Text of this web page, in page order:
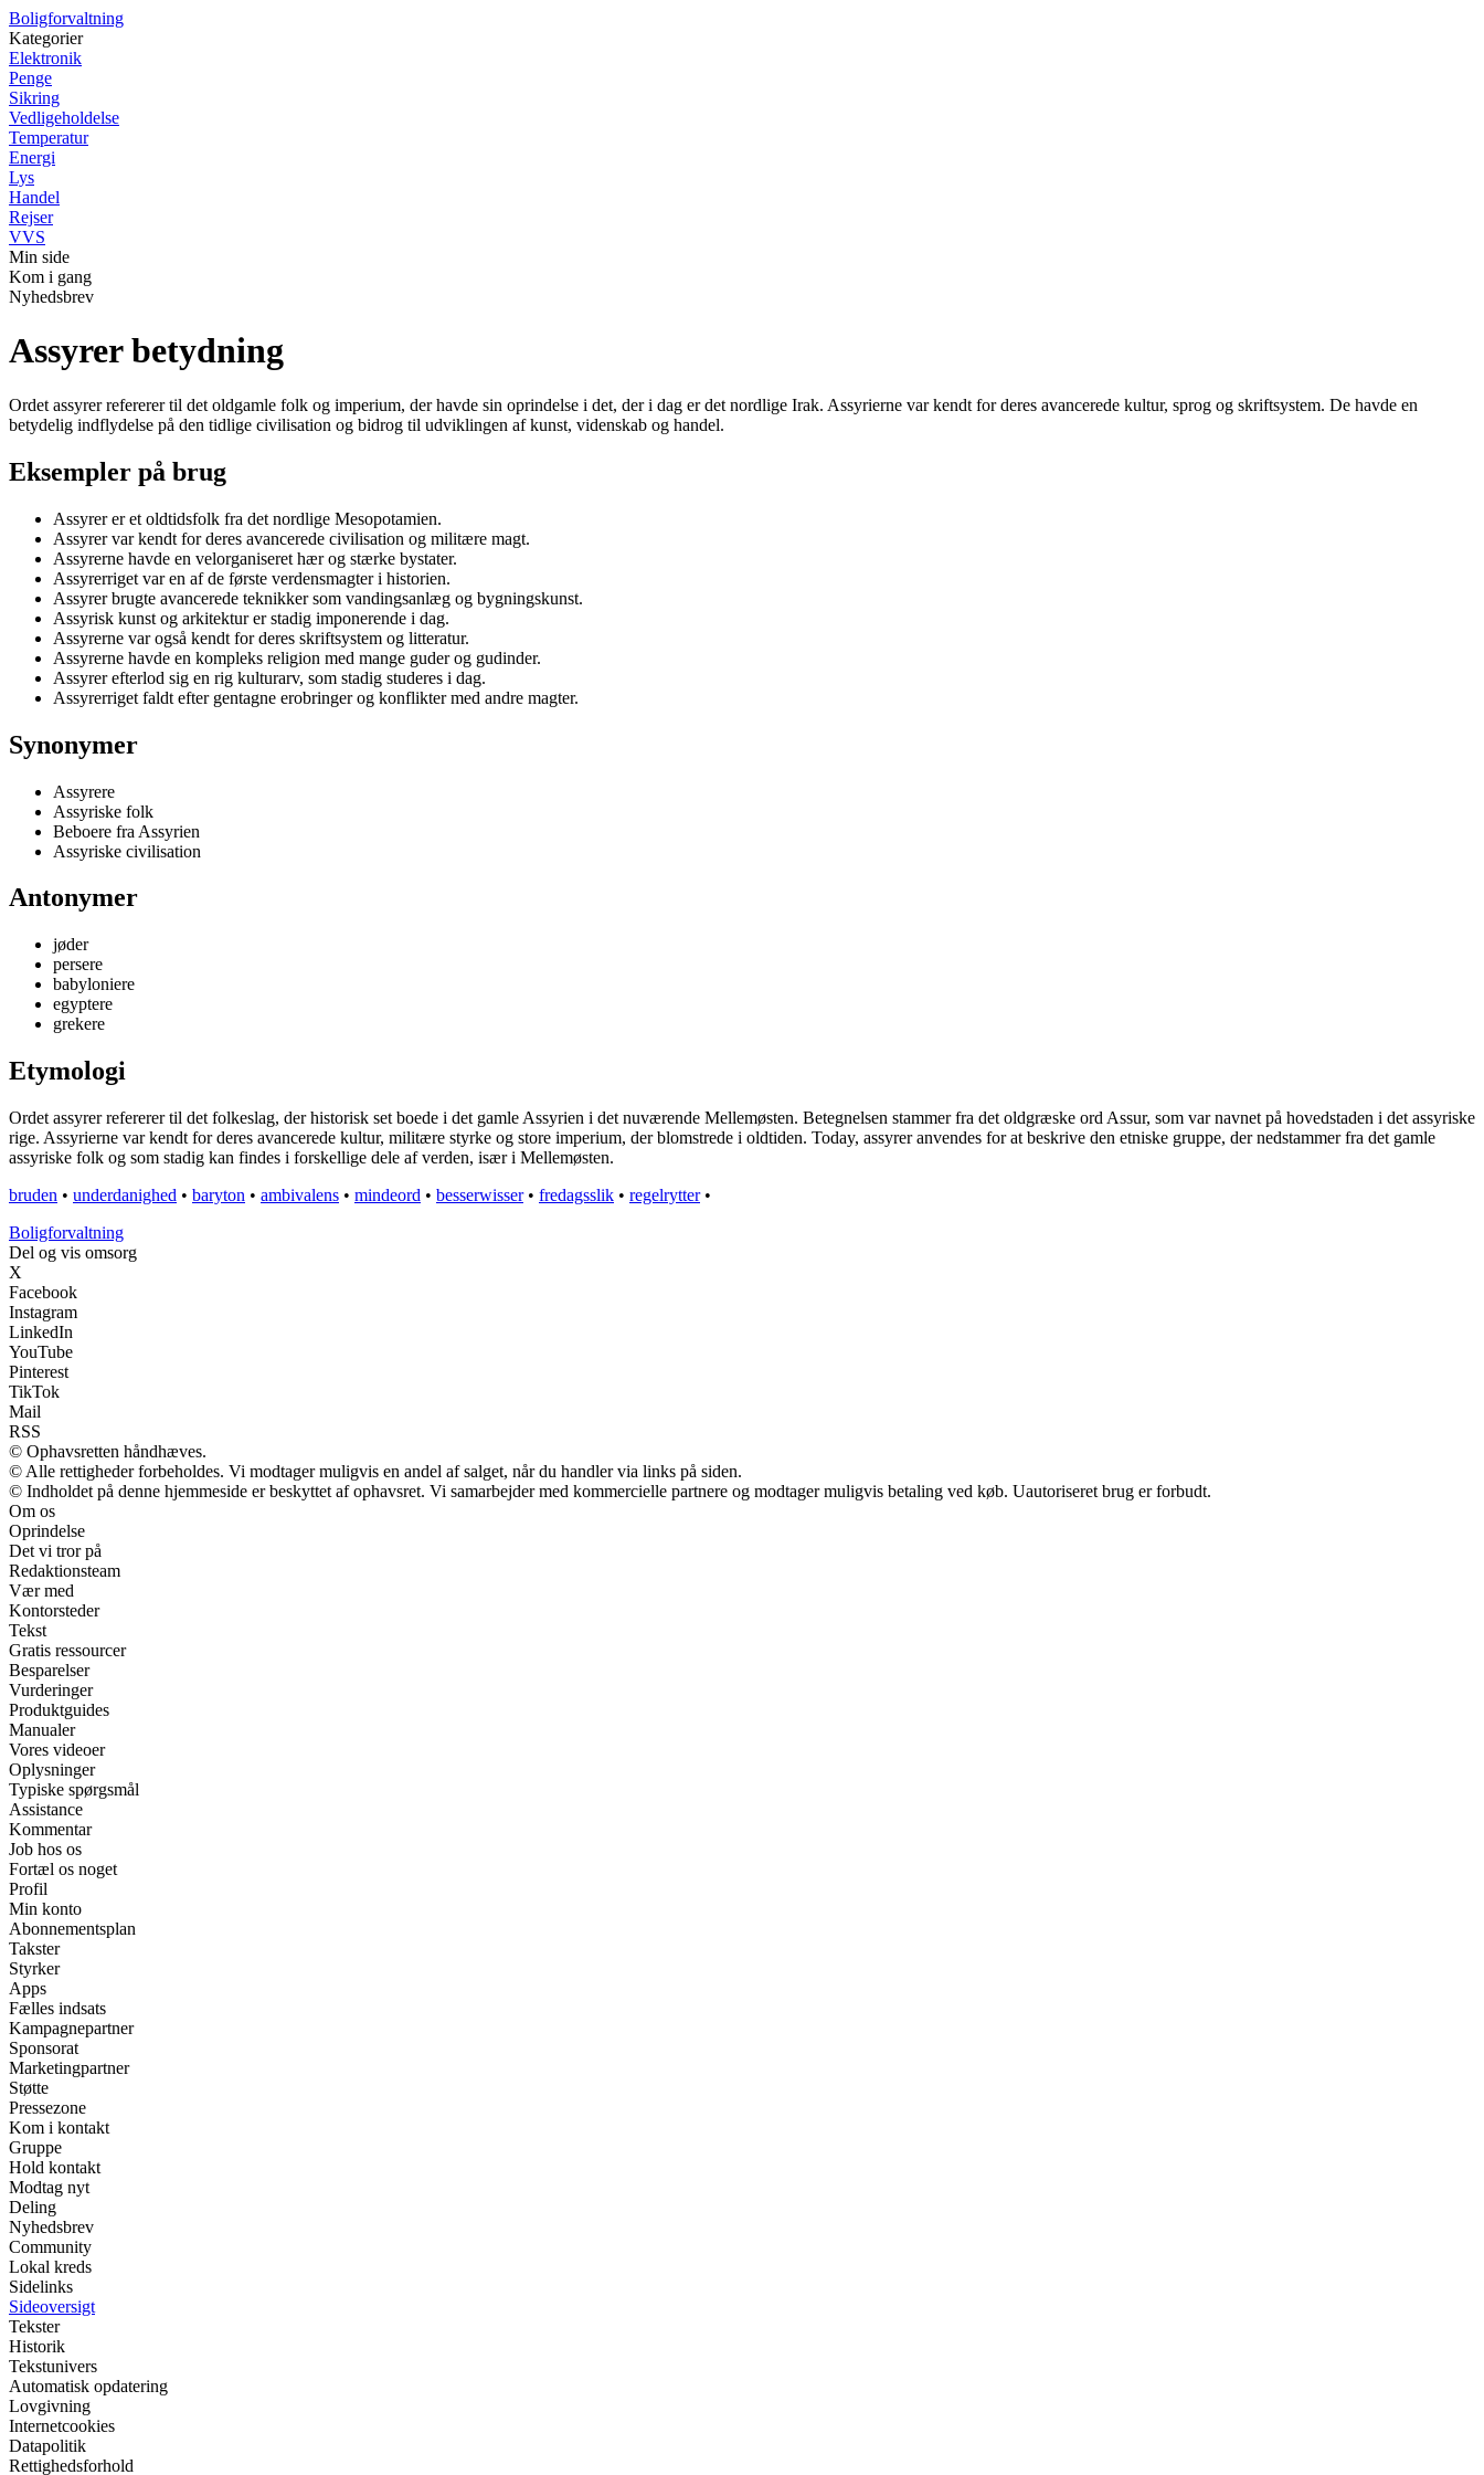
Boligforvaltning
Kategorier
Elektronik
Penge
Sikring
Vedligeholdelse
Temperatur
Energi
Lys
Handel
Rejser
VVS
Min side
Kom i gang
Nyhedsbrev
Assyrer betydning
Ordet assyrer refererer til det oldgamle folk og imperium, der havde sin oprindelse i det, der i dag er det nordlige Irak. Assyrierne var kendt for deres avancerede kultur, sprog og skriftsystem. De havde en
betydelig indflydelse på den tidlige civilisation og bidrog til udviklingen af kunst, videnskab og handel.
Eksempler på brug
Assyrer er et oldtidsfolk fra det nordlige Mesopotamien.
Assyrer var kendt for deres avancerede civilisation og militære magt.
Assyrerne havde en velorganiseret hær og stærke bystater.
Assyrerriget var en af de første verdensmagter i historien.
Assyrer brugte avancerede teknikker som vandingsanlæg og bygningskunst.
Assyrisk kunst og arkitektur er stadig imponerende i dag.
Assyrerne var også kendt for deres skriftsystem og litteratur.
Assyrerne havde en kompleks religion med mange guder og gudinder.
Assyrer efterlod sig en rig kulturarv, som stadig studeres i dag.
Assyrerriget faldt efter gentagne erobringer og konflikter med andre magter.
Synonymer
Assyrere
Assyriske folk
Beboere fra Assyrien
Assyriske civilisation
Antonymer
jøder
persere
babyloniere
egyptere
grekere
Etymologi
Ordet assyrer refererer til det folkeslag, der historisk set boede i det gamle Assyrien i det nuværende Mellemøsten. Betegnelsen stammer fra det oldgræske ord Assur, som var navnet på hovedstaden i det assyriske
rige. Assyrierne var kendt for deres avancerede kultur, militære styrke og store imperium, der blomstrede i oldtiden. Today, assyrer anvendes for at beskrive den etniske gruppe, der nedstammer fra det gamle
assyriske folk og som stadig kan findes i forskellige dele af verden, især i Mellemøsten.
bruden • underdanighed • baryton • ambivalens • mindeord • besserwisser• fredagsslik • regelrytter•
Boligforvaltning
Del og vis omsorg
X
Facebook
Instagram
LinkedIn
YouTube
Pinterest
TikTok
Mail
RSS
© Ophavsretten håndhæves.
© Alle rettigheder forbeholdes. Vi modtager muligvis en andel af salget, når du handler via links på siden.
© Indholdet på denne hjemmeside er beskyttet af ophavsret. Vi samarbejder med kommercielle partnere og modtager muligvis betaling ved køb. Uautoriseret brug er forbudt.
Om os
Oprindelse
Det vi tror på
Redaktionsteam
Vær med
Kontorsteder
Tekst
Gratis ressourcer
Besparelser
Vurderinger
Produktguides
Manualer
Vores videoer
Oplysninger
Typiske spørgsmål
Assistance
Kommentar
Job hos os
Fortæl os noget
Profil
Min konto
Abonnementsplan
Takster
Styrker
Apps
Fælles indsats
Kampagnepartner
Sponsorat
Marketingpartner
Støtte
Pressezone
Kom i kontakt
Gruppe
Hold kontakt
Modtag nyt
Deling
Nyhedsbrev
Community
Lokal kreds
Sidelinks
Sideoversigt
Tekster
Historik
Tekstunivers
Automatisk opdatering
Lovgivning
Internetcookies
Datapolitik
Rettighedsforhold